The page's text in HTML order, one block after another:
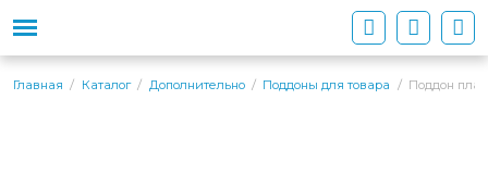
Главная Каталог Дополнительно Поддоны для товара Поддон